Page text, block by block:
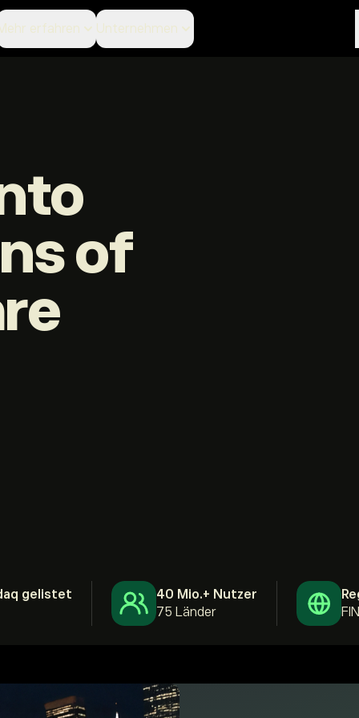
erfahren Unternehmen
of
gelistet
40 Mio.+ Nutzer
75 Länder